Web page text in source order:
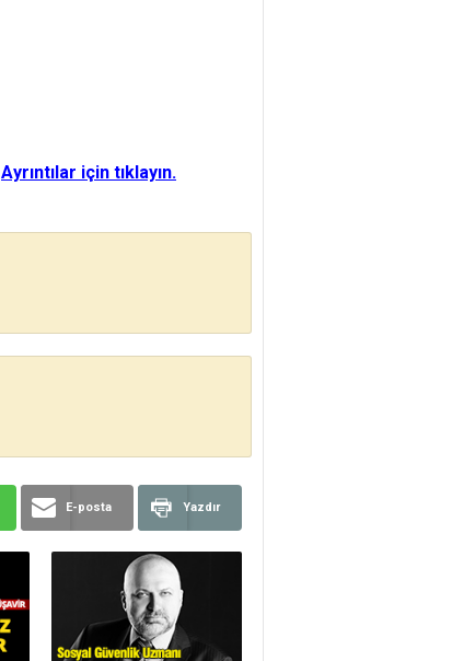
Ayrıntılar için tıklayın.
E-posta Yazdır